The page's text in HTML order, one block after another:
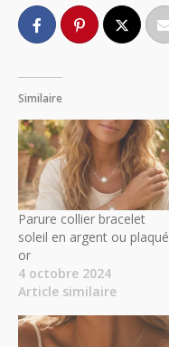
Similaire
Parure collier bracelet
soleil en argent ou plaqué
or
4 octobre 2024
Article similaire